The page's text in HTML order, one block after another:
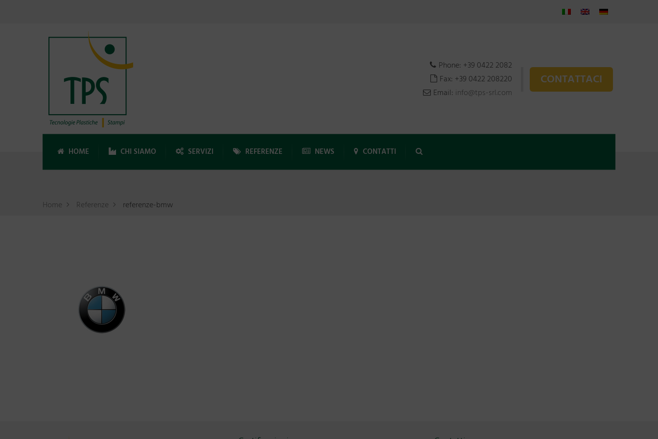
CONTATTACI
Phone: +39 0422 2082
Fax: +39 0422 208220
Email: info@tps-srl.com
HOME CHI SIAMO SERVIZI REFERENZE NEWS CONTATTI
Home Referenze referenze-bmw